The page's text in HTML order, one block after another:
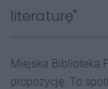
literaturę"
Miejska Biblioteka
propozycję. To